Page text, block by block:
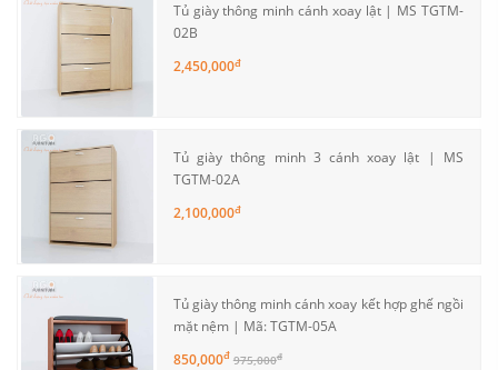
Tủ giày thông minh cánh xoay lật | MS TGTM-
02B
2,450,000đ
Tủ giày thông minh 3 cánh xoay lật | MS
TGTM-02A
2,100,000đ
Tủ giày thông minh cánh xoay kết hợp ghế ngồi
mặt nệm | Mã: TGTM-05A
850,000đ 975,000đ